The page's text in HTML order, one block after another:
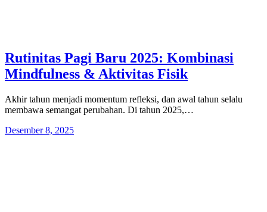
Rutinitas Pagi Baru 2025: Kombinasi
Mindfulness & Aktivitas Fisik
Akhir tahun menjadi momentum refleksi, dan awal tahun selalu
membawa semangat perubahan. Di tahun 2025,…
Desember 8, 2025